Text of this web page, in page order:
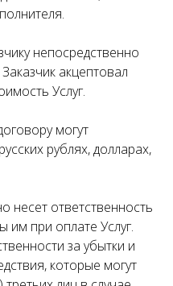
непосредственно
акцептовал
Услуг.
могут
рублях, долларах,
несет ответственность
при оплате Услуг.
за убытки и
которые могут